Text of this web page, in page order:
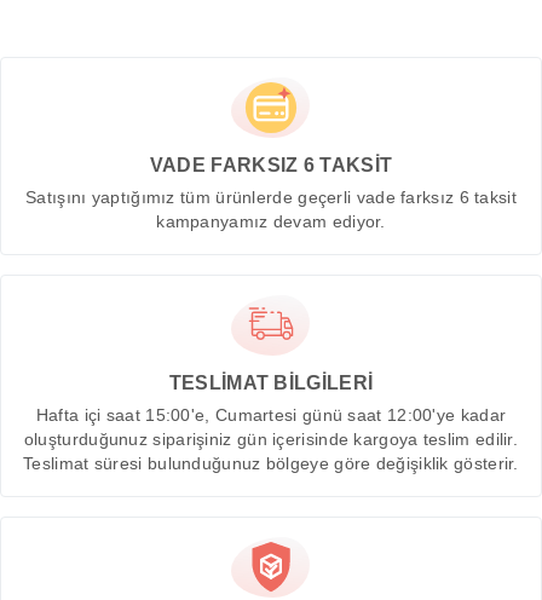
VADE FARKSIZ 6 TAKSİT
Satışını yaptığımız tüm ürünlerde geçerli vade farksız 6 taksit
kampanyamız devam ediyor.
TESLİMAT BİLGİLERİ
Hafta içi saat 15:00'e, Cumartesi günü saat 12:00'ye kadar
oluşturduğunuz siparişiniz gün içerisinde kargoya teslim edilir.
Teslimat süresi bulunduğunuz bölgeye göre değişiklik gösterir.